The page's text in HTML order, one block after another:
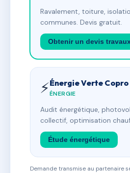
Ravalement, toiture,
communes. Devis gratuit.
Obtenir un devis
⚡Énergie Verte Copro
ÉNERGIE
Audit énergétique,
collectif, optimisation
Étude énergétique
Demande transmise au partenaire